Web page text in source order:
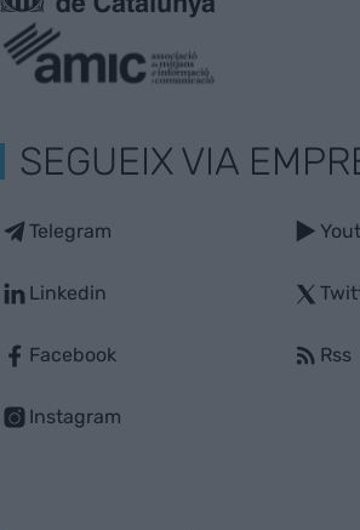
SEGUEIX VIA
Telegram
Linkedin
Facebook
Instagram
Rss